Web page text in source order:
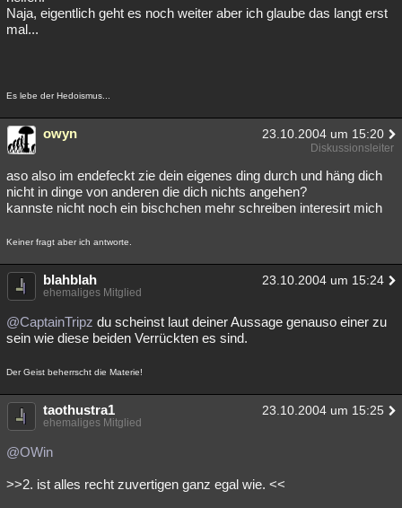
Naja, eigentlich geht es noch weiter aber ich glaube das langt erst
mal...
Es lebe der Hedoismus...
owyn 23.10.2004 um 15:20
Diskussionsleiter
aso also im endefeckt zie dein eigenes ding durch und häng dich
nicht in dinge von anderen die dich nichts angehen?
kannste nicht noch ein bischchen mehr schreiben interesirt mich
Keiner fragt aber ich antworte.
blahblah 23.10.2004 um 15:24
ehemaliges Mitglied
@CaptainTripz du scheinst laut deiner Aussage genauso einer zu
sein wie diese beiden Verrückten es sind.
Der Geist beherrscht die Materie!
taothustra1 23.10.2004 um 15:25
ehemaliges Mitglied
@OWin
>>2. ist alles recht zuvertigen ganz egal wie. <<